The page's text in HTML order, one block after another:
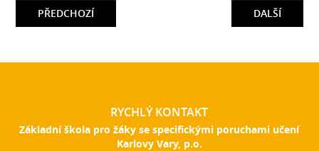
DALŠÍ
PŘEDCHOZÍ
RYCHLÝ KONTAKT
Základní škola pro žáky se specifickými poruchami učení
Karlovy Vary, p.o.